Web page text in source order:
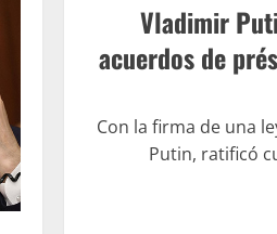
Vladimir
acuerdos de
Con la firma de una
Putin, ratificó